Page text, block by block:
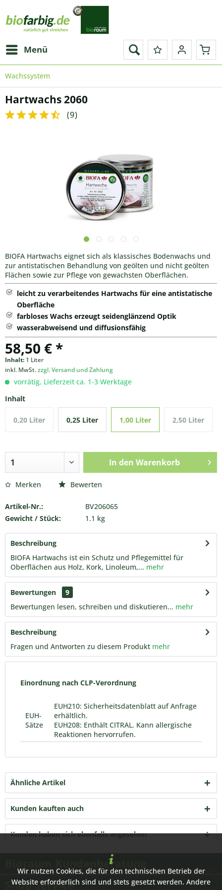
Menü
Wachssystem
Hartwachs 2060
(9)
BIOFA Hartwachs eignet sich als klassisches Bodenwachs und
zur antistatischen Behandlung von geölten und nicht geölten
Flächen sowie zur Pflege von gewachsten Oberflächen.
leicht zu verarbeitendes Hartwachs für eine antistatische
Oberfläche
farbloses Wachs erzeugt seidenglänzend Optik
wasserabweisend und diffusionsfähig
58,50 € *
Inhalt: 1 Liter
inkl. MwSt.zzgl. Versand und Zahlung
vorrätig, Lieferzeit ca. 1-3 Werktage
Inhalt
0,20 Liter 0,25 Liter 1,00 Liter 2,50 Liter
In den Warenkorb
Merken Bewerten
Artikel-Nr.:
BV206065
Gewicht / Stück:
1.1 kg
Beschreibung
BIOFA Hartwachs ist ein Schutz und Pflegemittel für
Oberflächen aus Holz, Kork, Linoleum,... mehr
Bewertungen
9
Bewertungen lesen, schreiben und diskutieren... mehr
Beschreibung
Fragen und Antworten zu diesem Produkt mehr
Einordnung nach CLP-Verordnung
EUH-
Sätze
EUH210: Sicherheitsdatenblatt auf Anfrage
erhältlich.
EUH208: Enthält CITRAL. Kann allergische
Reaktionen hervorrufen.
Ähnliche Artikel
Kunden kauften auch
Kunden haben sich ebenfalls angesehen
Bioraum Kundenberatung
Shop Service
Wir nutzen Cookies, die für den technischen Betrieb der
Website erforderlich sind und stets gesetzt werden. Andere